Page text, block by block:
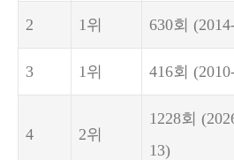
2 1위 630회
3 1위 416회
4 2위
1228회
13)